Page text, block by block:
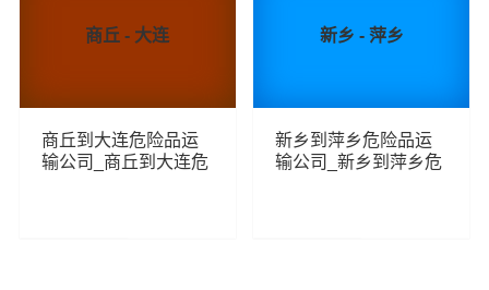
商丘 - 大连
商丘到大连危险品运
输公司_商丘到大连危
新乡 - 萍乡
新乡到萍乡危险品运
输公司_新乡到萍乡危